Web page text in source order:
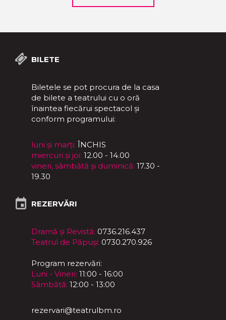
BILETE
Biletele se pot procura de la casa
de bilete a teatrului cu o oră
înaintea fiecărui spectacol și
conform programului:
luni și marți: ÎNCHIS
miercuri și joi: 12.00 - 14.00
vineri, sâmbătă și duminică: 17.30 -
19.30
REZERVĂRI
Dramă și Revistă: 0736.216.437
Teatrul de Păpuși: 0730.270.926
Program rezervări:
Luni - Vineri: 11:00 - 16:00
Sâmbătă: 12:00 - 13:00
rezervari@teatrulbm.ro